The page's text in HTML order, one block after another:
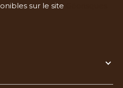
sur le site